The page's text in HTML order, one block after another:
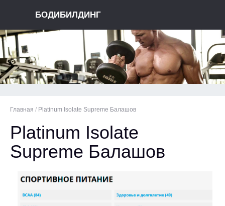
БОДИБИЛДИНГ
Главная / Platinum Isolate Supreme Балашов
Platinum Isolate
Supreme Балашов